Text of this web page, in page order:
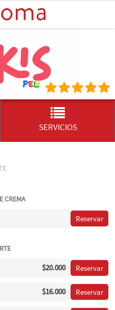
SERVICIOS
CREMA
Reservar
$20.000 Reservar
$16.000 Reservar